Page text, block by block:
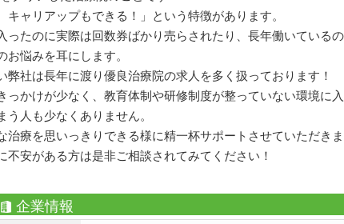
ャリアップもできる！」という特徴があります。
たのに実際は回数券ばかり売らされたり、長年働いている
悩みを耳にします。
社は長年に渡り優良治療院の求人を多く扱っております！
かけが少なく、教育体制や研修制度が整っていない環境に
人も少なくありません。
療を思いっきりできる様に精一杯サポートさせていただき
安がある方は是非ご相談されてみてください！
企業情報